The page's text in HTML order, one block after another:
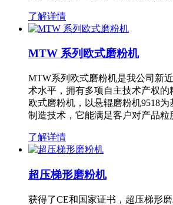
了解详情
MTW 系列欧式磨粉机
MTW系列欧式磨粉机是我公司新
术水平，拥有多项自主技术产权
欧式磨粉机，以悬辊磨粉机9518
制造技术，它能满足客户对产品
了解详情
超压梯形磨粉机
获得了CE和国家证书，超压梯形磨